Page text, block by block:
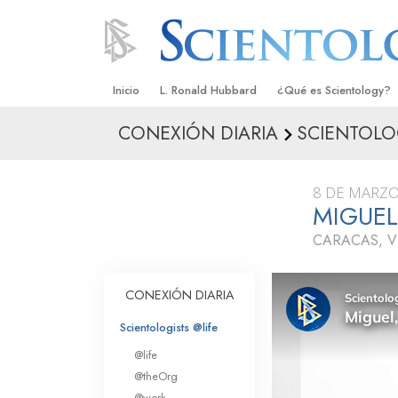
Inicio L. Ronald Hubbard ¿Qué es Scientology?
Creencias y Prácticas
Qué dicen los
Scientology
Conoce a un
Dentro de una Iglesia
Los Principios
CONEXIÓN DIARIA
8 DE
CARACAS,
CONEXIÓN DIARIA
Scientologists @life
@life
@theOrg